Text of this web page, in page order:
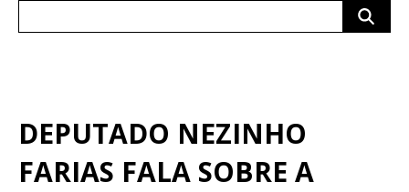
DEPUTADO NEZINHO
FARIAS FALA SOBRE A